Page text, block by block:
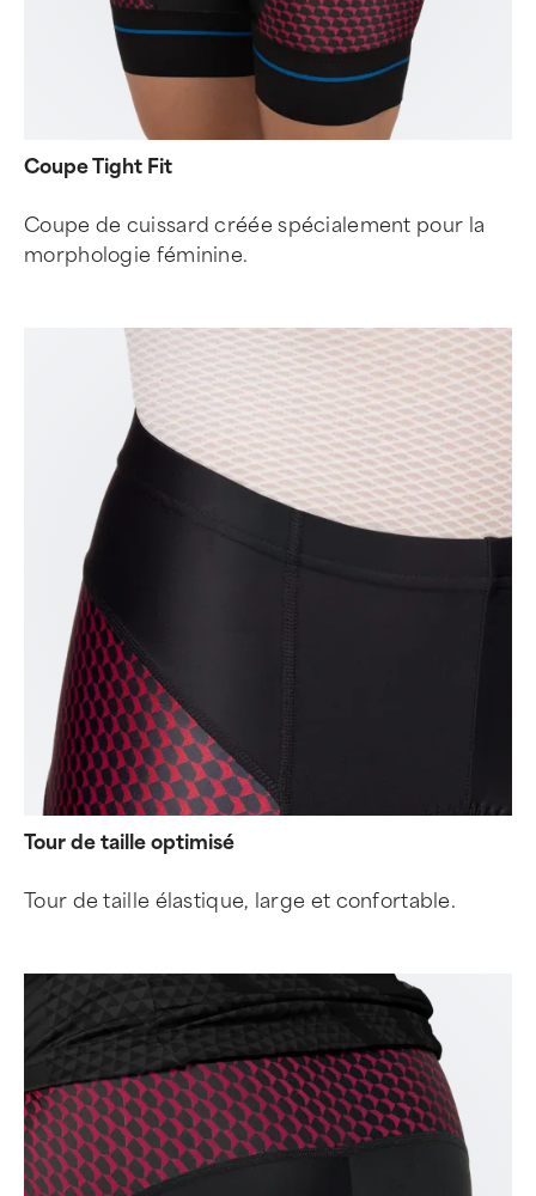
Coupe Tight Fit
Coupe de cuissard créée spécialement pour la
morphologie féminine.
Tour de taille optimisé
Tour de taille élastique, large et confortable.